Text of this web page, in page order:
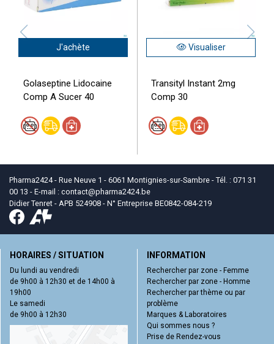
J'achète
Golaseptine Lidocaine
Comp A Sucer 40
Visualiser
Transityl Instant 2mg
Comp 30
Pharma2424 - Rue Neuve 1 - 6061 Montignies-sur-Sambre - Tél. : 071 31
00 13 - E-mail : contact@pharma2424.be
Didier Tenret - APB 524908 - N° Entreprise BE0842-084-219
HORAIRES / SITUATION
Du lundi au vendredi
de 9h00 à 12h30 et de 14h00 à
19h00
Le samedi
de 9h00 à 12h30
INFORMATION
Rechercher par zone - Femme
Rechercher par zone - Homme
Rechercher par thème ou par
problème
Marques & Laboratoires
Qui sommes nous ?
Prise de Rendez-vous